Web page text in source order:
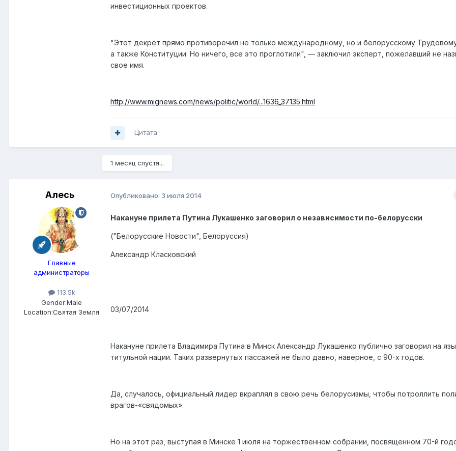
инвестиционных проектов.
"Этот декрет прямо противоречил не только международному, но и белорусскому
а также Конституции. Но ничего, все это проглотили", — заключил эксперт, пожелавший не
свое имя.
http://www.mignews.com/news/politic/world/...1636_37135.html
Цитата
1 месяц спустя...
Алесь
Главные
администраторы
113.5k
Gender:Male
Location:Святая Земля
Опубликовано: 3 июля 2014
Накануне прилета Путина Лукашенко заговорил о независимости по-белорусски
("Белорусские Новости", Белоруссия)
Александр Класковский
03/07/2014
Накануне прилета Владимира Путина в Минск Александр Лукашенко публично заговорил на
титульной нации. Таких развернутых пассажей не было давно, наверное, с 90-х годов.
Да, случалось, официальный лидер вкраплял в свою речь белорусизмы, чтобы потроллить
врагов-«свядомых».
Но на этот раз, выступая в Минске 1 июля на торжественном собрании, посвященном 70-й